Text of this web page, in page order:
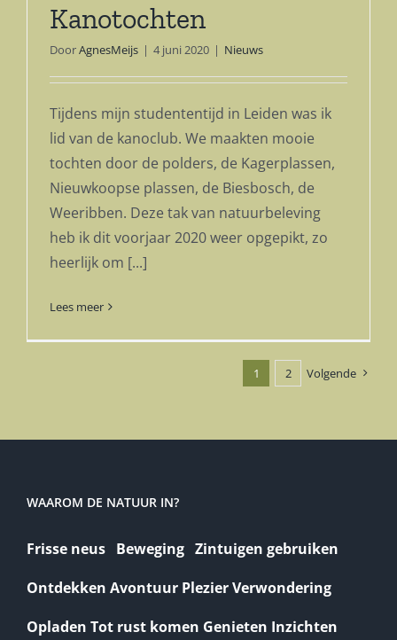
Kanotochten
DoorAgnesMeijs | 4 juni 2020 | Nieuws
Tijdens mijn studententijd in Leiden was ik
lid van de kanoclub. We maakten mooie
tochten door de polders, de Kagerplassen,
Nieuwkoopse plassen, de Biesbosch, de
Weeribben. Deze tak van natuurbeleving
heb ik dit voorjaar 2020 weer opgepikt, zo
heerlijk om [...]
Lees meer
1 2 Volgende
WAAROM DE NATUUR IN?
Frisse neus Beweging Zintuigen gebruiken
Ontdekken Avontuur Plezier Verwondering
Opladen Tot rust komen Genieten Inzichten